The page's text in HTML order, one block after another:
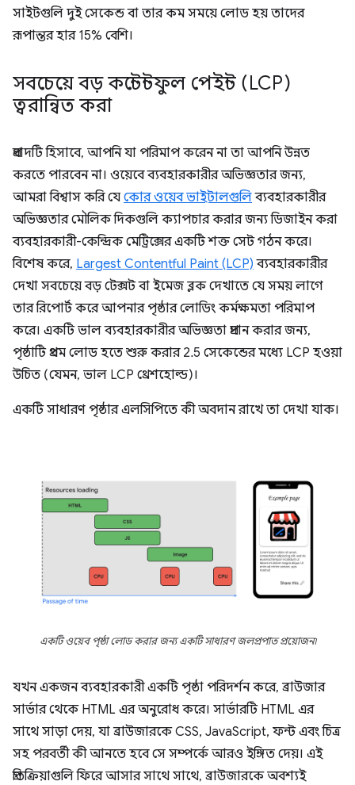
সাইটগুলি দুই সেকেন্ড বা তার কম সময়ে লোড হয় তাদের
রূপান্তর হার 15% বেশি।
সবচেয়ে বড় কন্টেন্টফুল পেইন্ট (LCP)
ত্বরান্বিত করা
প্রবাদটি হিসাবে, আপনি যা পরিমাপ করেন না তা আপনি উন্নত
করতে পারবেন না। ওয়েবে ব্যবহারকারীর অভিজ্ঞতার জন্য,
আমরা বিশ্বাস করি যে কোর ওয়েব ভাইটালগুলিব্যবহারকারীর
অভিজ্ঞতার মৌলিক দিকগুলি ক্যাপচার করার জন্য ডিজাইন করা
ব্যবহারকারী-কেন্দ্রিক মেট্রিক্সের একটি শক্ত সেট গঠন করে।
বিশেষ করে, Largest Contentful Paint (LCP) ব্যবহারকারীর
দেখা সবচেয়ে বড় টেক্সট বা ইমেজ ব্লক দেখাতে যে সময় লাগে
তার রিপোর্ট করে আপনার পৃষ্ঠার লোডিং কর্মক্ষমতা পরিমাপ
করে। একটি ভাল ব্যবহারকারীর অভিজ্ঞতা প্রদান করার জন্য,
পৃষ্ঠাটি প্রথম লোড হতে শুরু করার 2.5 সেকেন্ডের মধ্যে LCP হওয়া
উচিত (যেমন, ভাল LCP থ্রেশহোল্ড)।
একটি সাধারণ পৃষ্ঠার এলসিপিতে কী অবদান রাখে তা দেখা যাক।
একটি ওয়েব পৃষ্ঠা লোড করার জন্য একটি সাধারণ জলপ্রপাত প্রয়োজন৷
যখন একজন ব্যবহারকারী একটি পৃষ্ঠা পরিদর্শন করে, ব্রাউজার
সার্ভার থেকে HTML এর অনুরোধ করে। সার্ভারটি HTML এর
সাথে সাড়া দেয়, যা ব্রাউজারকে CSS, JavaScript, ফন্ট এবং চিত্র
সহ পরবর্তী কী আনতে হবে সে সম্পর্কে আরও ইঙ্গিত দেয়। এই
প্রতিক্রিয়াগুলি ফিরে আসার সাথে সাথে, ব্রাউজারকে অবশ্যই